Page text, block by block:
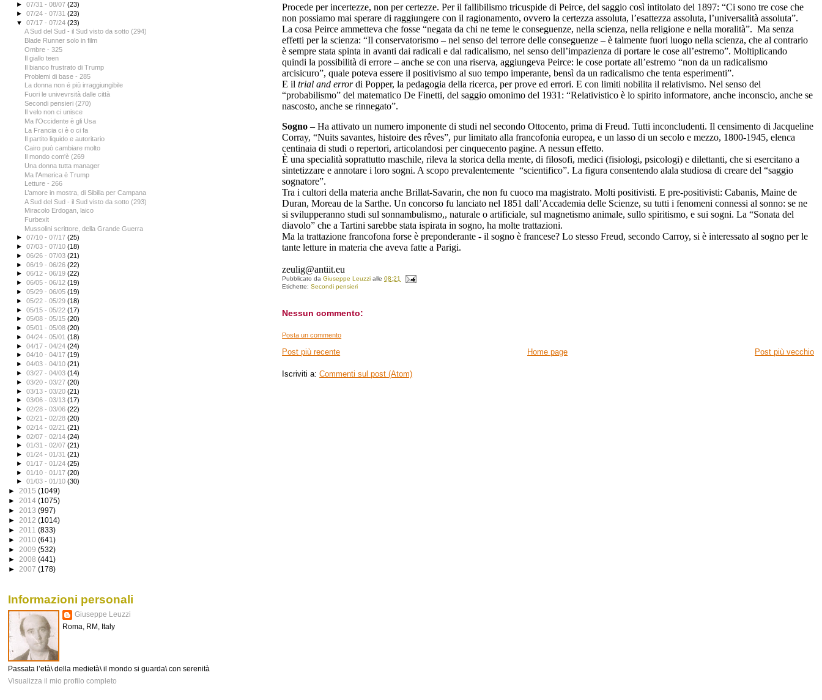
Procede per incertezze, non per certezze. Per il fallibilismo tricuspide di Peirce, del saggio così intitolato del 1897: “Ci sono tre cose che
non possiamo mai sperare di raggiungere con il ragionamento, ovvero la certezza assoluta, l’esattezza assoluta, l’universalità assoluta”.
La cosa Peirce ammetteva che fosse “negata da chi ne teme le conseguenze, nella scienza, nella religione e nella moralità”. Ma senza
effetti per la scienza: “Il conservatorismo – nel senso del terrore delle conseguenze – è talmente fuori luogo nella scienza, che al contrario
è sempre stata spinta in avanti dai radicali e dal radicalismo, nel senso dell’impazienza di portare le cose all’estremo”. Moltiplicando
quindi la possibilità di errore – anche se con una riserva, aggiungeva Peirce: le cose portate all’estremo “non da un radicalismo
arcisicuro”, quale poteva essere il positivismo al suo tempo imperante, bensì da un radicalismo che tenta esperimenti”.
E iltrial and errordi Popper, la pedagogia della ricerca, per prove ed errori. E con limiti nobilita il relativismo. Nel senso del
“probabilismo” del matematico De Finetti, del saggio omonimo del 1931: “Relativistico è lo spirito informatore, anche inconscio, anche se
nascosto, anche se rinnegato”.
Sogno– Ha attivato un numero imponente di studi nel secondo Ottocento, prima di Freud. Tutti inconcludenti. Il censimento di Jacqueline
Corray, “Nuits savantes, histoire des rêves”, pur limitato alla francofonia europea, e un lasso di un secolo e mezzo, 1800-1945, elenca
centinaia di studi o repertori, articolandosi per cinquecento pagine. A nessun effetto.
È una specialità soprattutto maschile, rileva la storica della mente, di filosofi, medici (fisiologi, psicologi) e dilettanti, che si esercitano a
sintetizzare e annotare i loro sogni. A scopo prevalentemente “scientifico”. La figura consentendo alala studiosa di creare del “saggio
sognatore”.
Tra i cultori della materia anche Brillat-Savarin, che non fu cuoco ma magistrato. Molti positivisti. E pre-positivisti: Cabanis, Maine de
Duran, Moreau de la Sarthe. Un concorso fu lanciato nel 1851 dall’Accademia delle Scienze, su tutti i fenomeni connessi al sonno: se ne
si svilupperanno studi sul sonnambulismo,, naturale o artificiale, sul magnetismo animale, sullo spiritismo, e sui sogni. La “Sonata del
diavolo” che a Tartini sarebbe stata ispirata in sogno, ha molte trattazioni.
Ma la trattazione francofona forse è preponderante - il sogno è francese? Lo stesso Freud, secondo Carroy, si è interessato al sogno per le
tante letture in materia che aveva fatte a Parigi.
zeulig@antiit.eu
Pubblicato daGiuseppe Leuzzi alle08:21
Etichette:Secondi pensieri
Nessun commento:
Posta un commento
Post più recente Post più vecchio
Home page
Iscriviti a:Commenti sul post (Atom)
►07/31 - 08/07(23)
►07/24 - 07/31(23)
▼07/17 - 07/24(23)
A Sud del Sud - il Sud visto da sotto (294)
Blade Runner solo in film
Ombre - 325
Il giallo teen
Il bianco frustrato di Trump
Problemi di base - 285
La donna non é più irraggiungibile
Fuori le univevrsità dalle città
Secondi pensieri (270)
Il velo non ci unisce
Ma l’Occidente è gli Usa
La Francia ci è o ci fa
Il partito liquido e autoritario
Cairo può cambiare molto
Il mondo com'è (269
Una donna tutta manager
Ma l’America è Trump
Letture - 266
L’amore in mostra, di Sibilla per Campana
A Sud del Sud - il Sud visto da sotto (293)
Miracolo Erdogan, laico
Furbexit
Mussolini scrittore, della Grande Guerra
►07/10 - 07/17(25)
►07/03 - 07/10(18)
►06/26 - 07/03(21)
►06/19 - 06/26(22)
►06/12 - 06/19(22)
►06/05 - 06/12(19)
►05/29 - 06/05(19)
►05/22 - 05/29(18)
►05/15 - 05/22(17)
►05/08 - 05/15(20)
►05/01 - 05/08(20)
►04/24 - 05/01(18)
►04/17 - 04/24(24)
►04/10 - 04/17(19)
►04/03 - 04/10(21)
►03/27 - 04/03(14)
►03/20 - 03/27(20)
►03/13 - 03/20(21)
►03/06 - 03/13(17)
►02/28 - 03/06(22)
►02/21 - 02/28(20)
►02/14 - 02/21(21)
►02/07 - 02/14(24)
►01/31 - 02/07(21)
►01/24 - 01/31(21)
►01/17 - 01/24(25)
►01/10 - 01/17(20)
►01/03 - 01/10(30)
► 2015 (1049)
► 2014 (1075)
► 2013 (997)
► 2012 (1014)
► 2011 (833)
► 2010 (641)
► 2009 (532)
► 2008 (441)
► 2007 (178)
Informazioni personali
Giuseppe Leuzzi
Roma, RM, Italy
Passata l’età\ della medietà\ il mondo si guarda\ con serenità
Visualizza il mio profilo completo